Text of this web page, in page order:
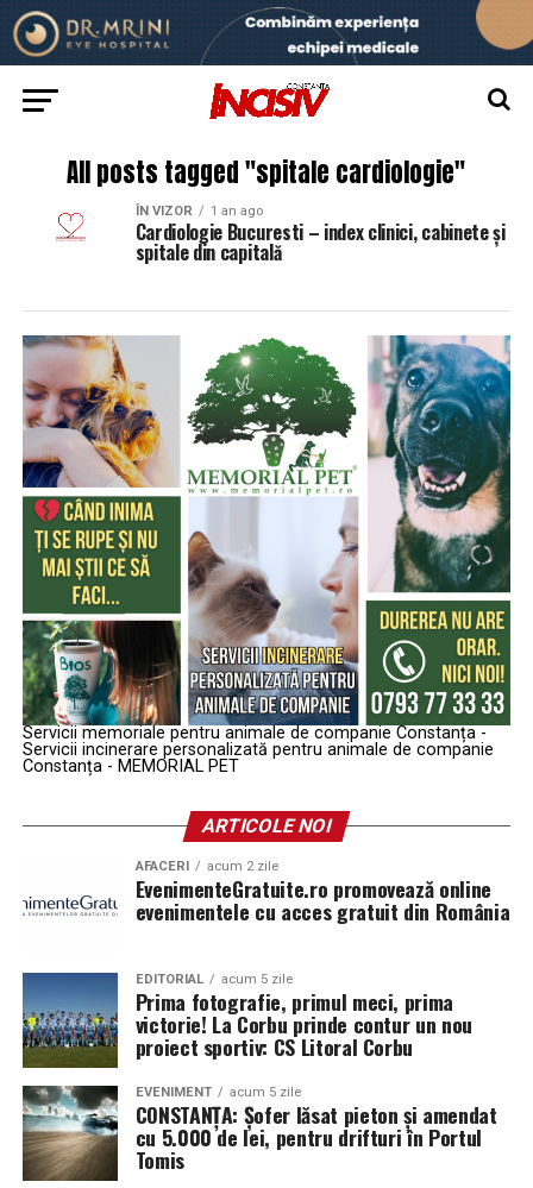
All posts tagged "spitale cardiologie"
ÎN VIZOR 1 an ago
Cardiologie Bucuresti – index clinici, cabinete și
spitale din capitală
Servicii memoriale pentru animale de companie Constanța -
Servicii incinerare personalizată pentru animale de companie
Constanța - MEMORIAL PET
ARTICOLE NOI
AFACERI acum 2 zile
EvenimenteGratuite.ro promovează online
evenimentele cu acces gratuit din România
EDITORIAL acum 5 zile
Prima fotografie, primul meci, prima
victorie! La Corbu prinde contur un nou
proiect sportiv: CS Litoral Corbu
EVENIMENT acum 5 zile
CONSTANȚA: Șofer lăsat pieton și amendat
cu 5.000 de lei, pentru drifturi în Portul
Tomis